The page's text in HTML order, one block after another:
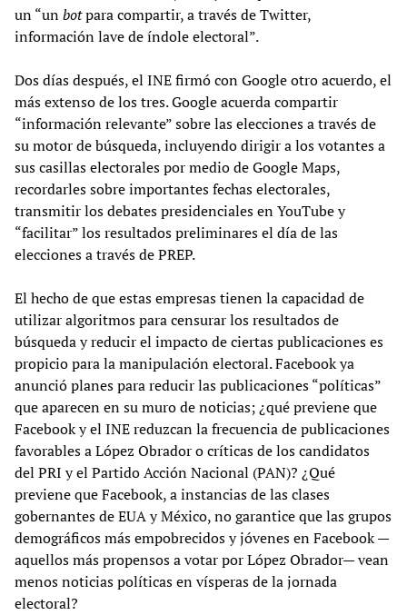
un “unbotpara compartir, a través de Twitter,
información lave de índole electoral”.
Dos días después, el INE firmó con Google otro acuerdo, el
más extenso de los tres. Google acuerda compartir
“información relevante” sobre las elecciones a través de
su motor de búsqueda, incluyendo dirigir a los votantes a
sus casillas electorales por medio de Google Maps,
recordarles sobre importantes fechas electorales,
transmitir los debates presidenciales en YouTube y
“facilitar” los resultados preliminares el día de las
elecciones a través de PREP.
El hecho de que estas empresas tienen la capacidad de
utilizar algoritmos para censurar los resultados de
búsqueda y reducir el impacto de ciertas publicaciones es
propicio para la manipulación electoral. Facebook ya
anunció planes para reducir las publicaciones “políticas”
que aparecen en su muro de noticias; ¿qué previene que
Facebook y el INE reduzcan la frecuencia de publicaciones
favorables a López Obrador o críticas de los candidatos
del PRI y el Partido Acción Nacional (PAN)? ¿Qué
previene que Facebook, a instancias de las clases
gobernantes de EUA y México, no garantice que las grupos
demográficos más empobrecidos y jóvenes en Facebook —
aquellos más propensos a votar por López Obrador— vean
menos noticias políticas en vísperas de la jornada
electoral?